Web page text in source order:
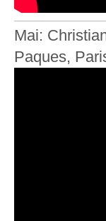
Mai:
Paques,